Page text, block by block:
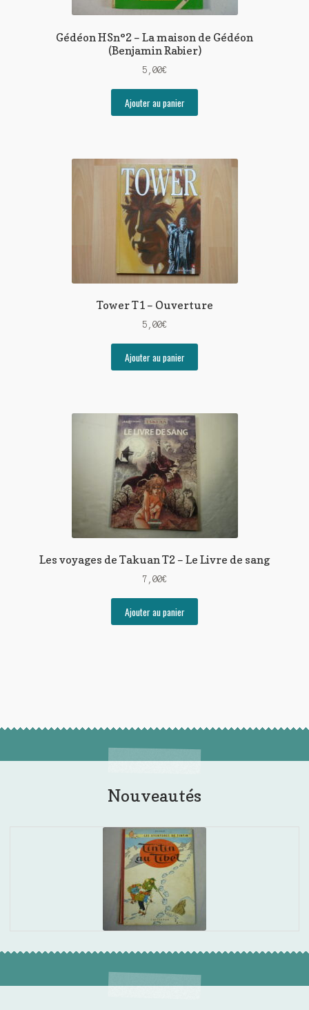
Gédéon HSn°2 – La maison de Gédéon
(Benjamin Rabier)
5,00€
Ajouter au panier
Tower T1 – Ouverture
5,00€
Ajouter au panier
Les voyages de Takuan T2 – Le Livre de sang
7,00€
Ajouter au panier
Nouveautés